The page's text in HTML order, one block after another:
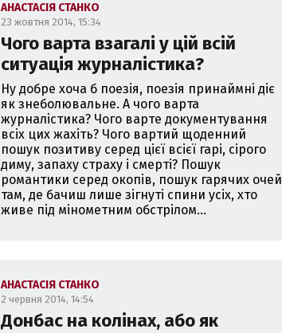
АНАСТАСІЯ СТАНКО
23 жовтня 2014, 15:34
Чого варта взагалі у цій всій
ситуація журналістика?
Ну добре хоча б поезія, поезія принаймні діє
як знеболювальне. А чого варта
журналістика? Чого варте документування
всіх цих жахіть? Чого вартий щоденний
пошук позитиву серед цієї всієї гарі, сірого
диму, запаху страху і смерті? Пошук
романтики серед окопів, пошук гарячих очей
там, де бачиш лише зігнуті спини усіх, хто
живе під мінометним обстрілом...
АНАСТАСІЯ СТАНКО
2 червня 2014, 14:54
Донбас на колінах, або як